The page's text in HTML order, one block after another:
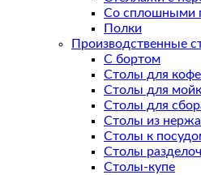
Со сплошными
Полки
Производственные
С бортом
Столы для
Столы для
Столы для
Столы из
Столы к
Столы
Столы-купе